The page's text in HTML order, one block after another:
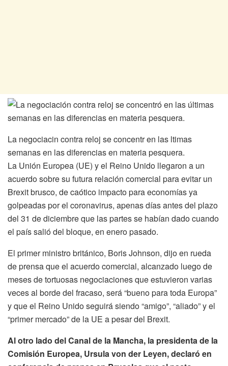
La negociacin contra reloj se concentr en las ltimas
semanas en las diferencias en materia pesquera.
La Unión Europea (UE) y el Reino Unido llegaron a un
acuerdo sobre su futura relación comercial para evitar un
Brexit brusco, de caótico impacto para economías ya
golpeadas por el coronavirus, apenas días antes del plazo
del 31 de diciembre que las partes se habían dado cuando
el país salió del bloque, en enero pasado.
El primer ministro británico, Boris Johnson, dijo en rueda
de prensa que el acuerdo comercial, alcanzado luego de
meses de tortuosas negociaciones que estuvieron varias
veces al borde del fracaso, será “bueno para toda Europa”
y que el Reino Unido seguirá siendo “amigo”, “aliado” y el
“primer mercado” de la UE a pesar del Brexit.
Al otro lado del Canal de la Mancha, la presidenta de la
Comisión Europea, Ursula von der Leyen, declaró en